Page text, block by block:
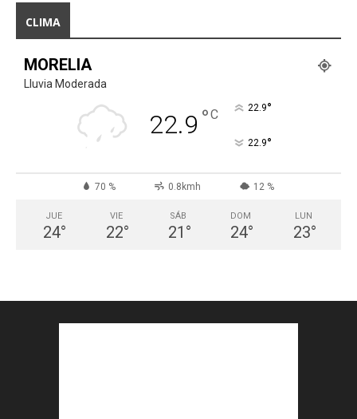
CLIMA
MORELIA
Lluvia Moderada
22.9 °C 22.9°
22.9°
70 % 0.8kmh 12 %
JUE
24°
VIE
22°
SÁB
21 °
DOM
24°
LUN
23°